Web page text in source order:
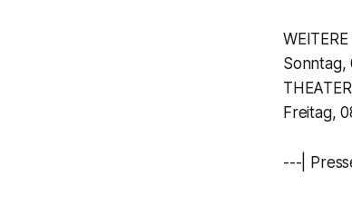
Sonntag,
Freitag,
---|